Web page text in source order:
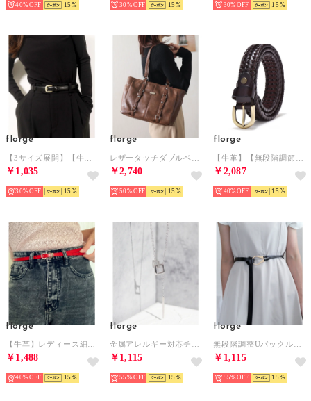
40% 15 30% 15 30% 15
florge
￥1,035
30% 15
florge
￥2,740
50% 15
florge
￥2,087
40% 15
florge
￥1,488
40% 15
florge
￥1,115
55% 15
florge
￥1,115
55% 15